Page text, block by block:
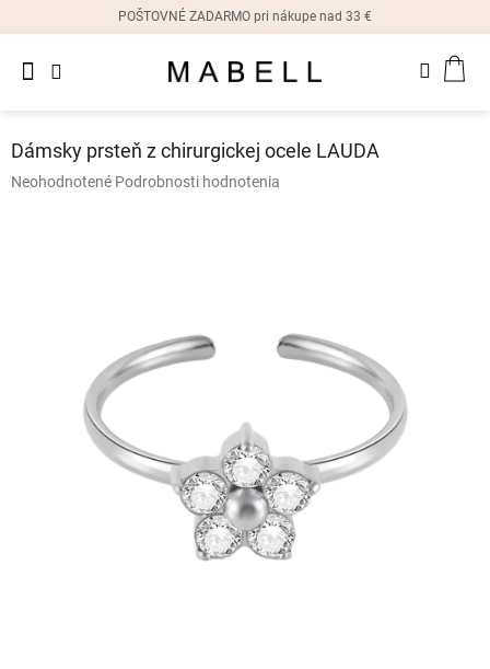
POŠTOVNÉ ZADARMO pri nákupe nad 33 €
Dámske
náušnice
Dámsky prsteň z chirurgickej ocele LAUDA
Priemerné
Neohodnotené Podrobnosti hodnotenia